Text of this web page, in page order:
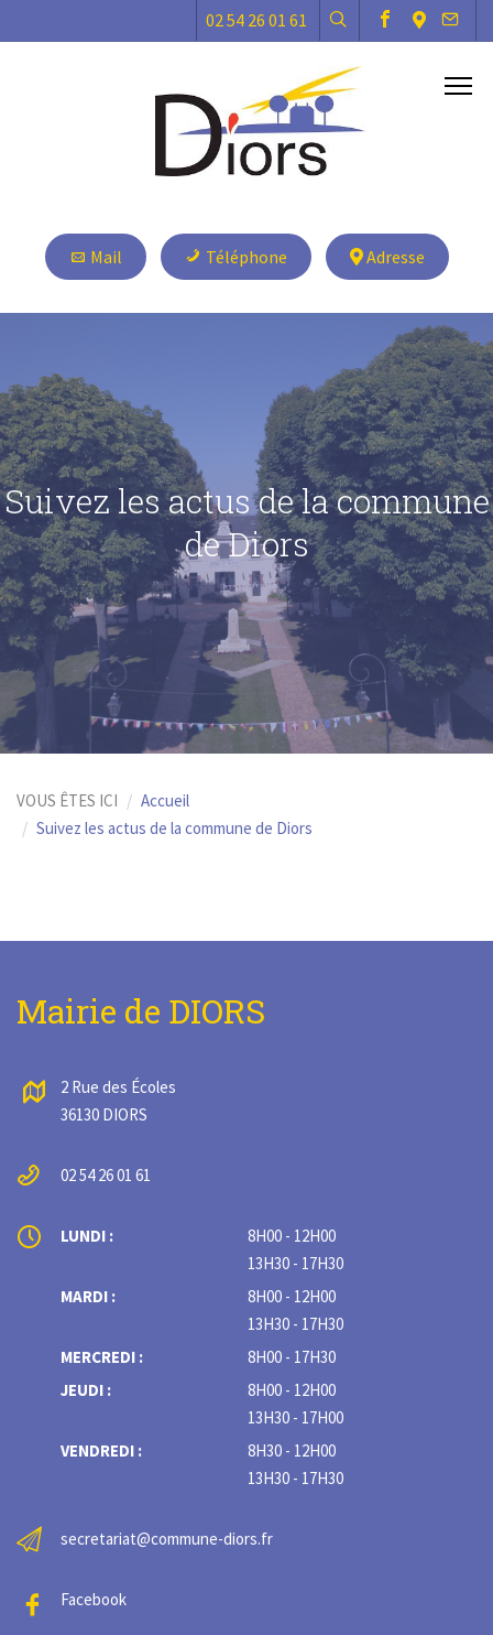
02 54 26 01 61
Mail Téléphone Adresse
Suivez les actus de la commune
de Diors
VOUS ÊTES ICI
Accueil
Suivez les actus de la commune de Diors
Mairie de DIORS
2 Rue des Écoles
36130 DIORS
02 54 26 01 61
LUNDI :
8H00 - 12H00
13H30 - 17H30
MARDI :
8H00 - 12H00
13H30 - 17H30
MERCREDI :
8H00 - 17H30
JEUDI :
8H00 - 12H00
13H30 - 17H00
VENDREDI :
8H30 - 12H00
13H30 - 17H30
secretariat@commune-diors.fr
Facebook